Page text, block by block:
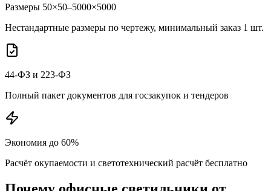
Размеры 50×50–5000×5000
Нестандартные размеры по чертежу, минимальный заказ 1 шт.
44-ФЗ и 223-ФЗ
Полный пакет документов для госзакупок и тендеров
Экономия до 60%
Расчёт окупаемости и светотехнический расчёт бесплатно